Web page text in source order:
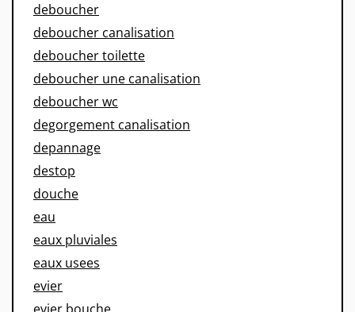
deboucher
deboucher canalisation
deboucher toilette
deboucher une canalisation
deboucher wc
degorgement canalisation
depannage
destop
douche
eau
eaux pluviales
eaux usees
evier